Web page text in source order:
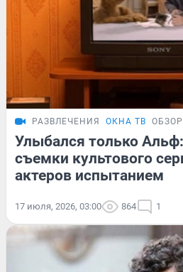
РАЗВЛЕЧЕНИЯ ОКНА ТВ ОБЗОР
Улыбался только
съемки культового
актеров испытанием
17 июля, 2026, 03:00 864 1